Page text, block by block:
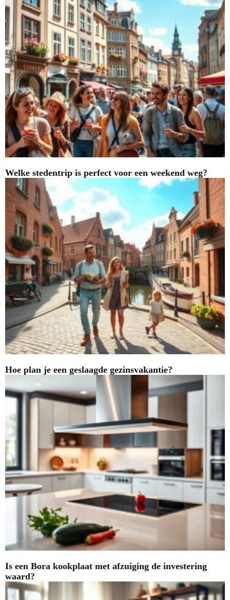
Welke stedentrip is perfect voor een weekend weg?
Hoe plan je een geslaagde gezinsvakantie?
Is een Bora kookplaat met afzuiging de investering
waard?